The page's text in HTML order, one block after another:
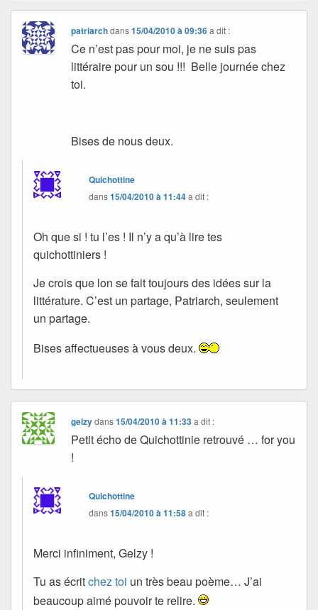
patriarchdans15/04/2010 à 09:36 a dit :
Ce n’est pas pour moi, je ne suis pas
littéraire pour un sou !!! Belle journée chez
toi.
Bises de nous deux.
Quichottine
dans15/04/2010 à 11:44a dit :
Oh que si ! tu l’es ! Il n’y a qu’à lire tes
quichottiniers !
Je crois que lon se fait toujours des idées sur la
littérature. C’est un partage, Patriarch, seulement
un partage.
Bises affectueuses à vous deux.
gelzydans15/04/2010 à 11:33 a dit :
Petit écho de Quichottinie retrouvé … for you
!
Quichottine
dans15/04/2010 à 11:58a dit :
Merci infiniment, Gelzy !
Tu as écritchez toi un très beau poème… J’ai
beaucoup aimé pouvoir te relire.